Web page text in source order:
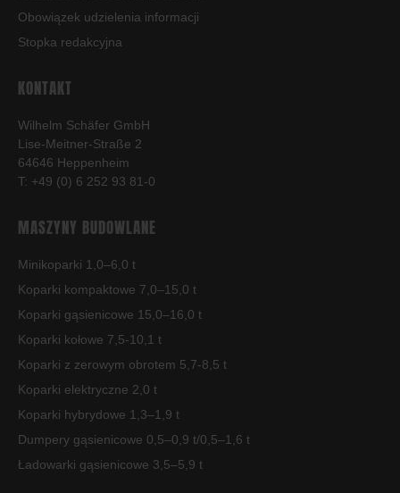
Obowiązek udzielenia informacji
Stopka redakcyjna
KONTAKT
Wilhelm Schäfer GmbH
Lise-Meitner-Straße 2
64646 Heppenheim
T: +49 (0) 6 252 93 81-0
MASZYNY BUDOWLANE
Minikoparki 1,0–6,0 t
Koparki kompaktowe 7,0–15,0 t
Koparki gąsienicowe 15,0–16,0 t
Koparki kołowe 7,5-10,1 t
Koparki z zerowym obrotem 5,7-8,5 t
Koparki elektryczne 2,0 t
Koparki hybrydowe 1,3–1,9 t
Dumpery gąsienicowe 0,5–0,9 t/0,5–1,6 t
Ładowarki gąsienicowe 3,5–5,9 t